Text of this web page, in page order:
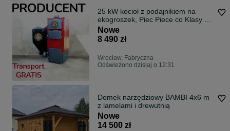
25 kW kocioł z podajnikiem na
ekogroszek, Piec Piece co Klasy 5
ecodesign Dostawa GRATIS Cały
Komplet Płatność przy dostawie
Nowe
8 490 zł
Wrocław, Fabryczna
Odświeżono dzisiaj o 12:31
Domek narzędziowy BAMBI 4x6 m
z lamelami i drewutnią
Nowe
14 500 zł